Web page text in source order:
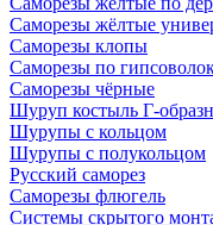
Саморезы жёлтые
Саморезы клопы
Саморезы по
Саморезы чёрные
Шуруп костыль Г-
Шурупы с кольцом
Шурупы с полукольцом
Русский саморез
Саморезы флюгель
Системы скрытого